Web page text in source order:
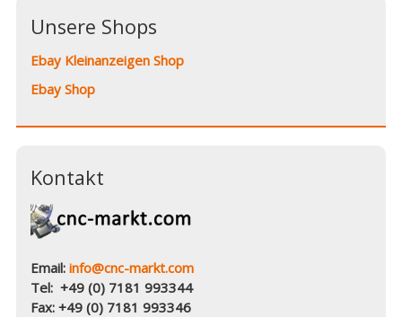
Unsere Shops
Ebay Kleinanzeigen Shop
Ebay Shop
Kontakt
Email:info@cnc-markt.com
Tel: +49 (0) 7181 993344
Fax: +49 (0) 7181 993346